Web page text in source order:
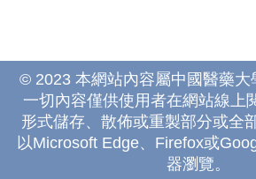
© 2023 本網站內容屬中國醫藥大
一切內容僅供使用者在網站線上
形式儲存、散佈或重製部分或全
以Microsoft Edge、Firefox或
器瀏覽。